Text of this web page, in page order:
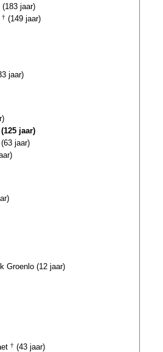
(183 jaar)
† (149 jaar)
jaar)
(125 jaar)
jaar)
Groenlo (12 jaar)
† (43 jaar)